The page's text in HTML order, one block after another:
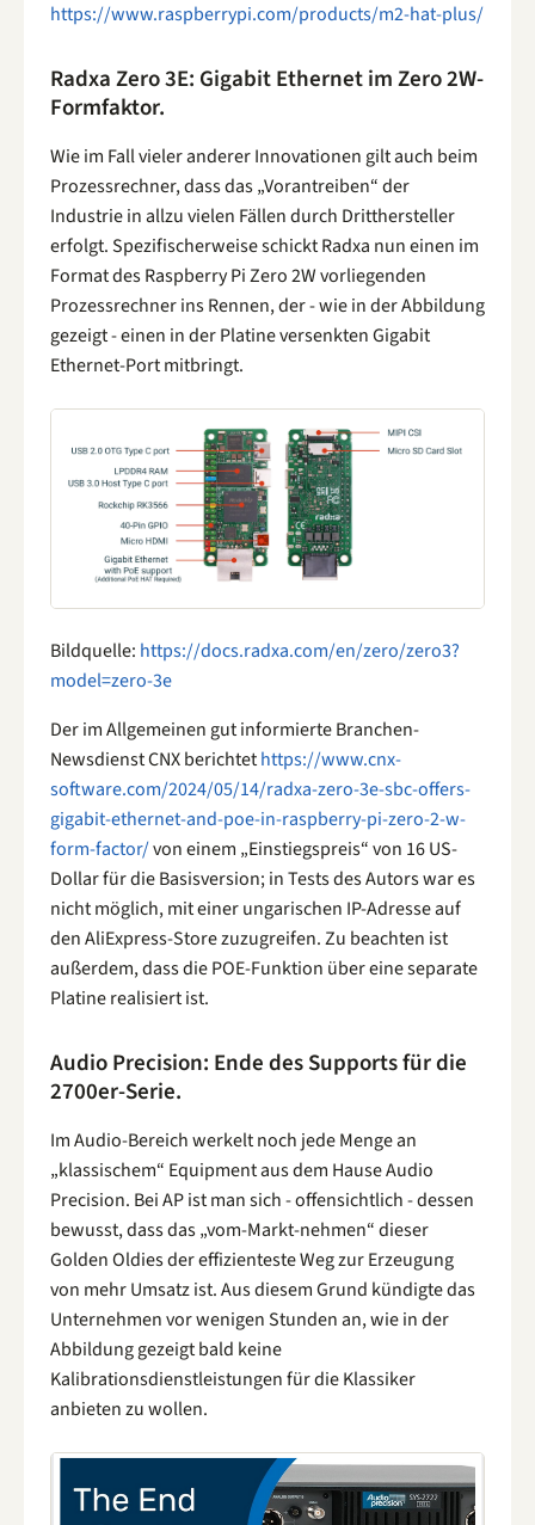
https://www.raspberrypi.com/products/m2-hat-plus/
Radxa Zero 3E: Gigabit Ethernet im Zero 2W-
Formfaktor.
Wie im Fall vieler anderer Innovationen gilt auch beim
Prozessrechner, dass das „Vorantreiben“ der
Industrie in allzu vielen Fällen durch Dritthersteller
erfolgt. Spezifischerweise schickt Radxa nun einen im
Format des Raspberry Pi Zero 2W vorliegenden
Prozessrechner ins Rennen, der - wie in der Abbildung
gezeigt - einen in der Platine versenkten Gigabit
Ethernet-Port mitbringt.
Bildquelle: https://docs.radxa.com/en/zero/zero3?
model=zero-3e
Der im Allgemeinen gut informierte Branchen-
Newsdienst CNX berichtethttps://www.cnx-
software.com/2024/05/14/radxa-zero-3e-sbc-offers-
gigabit-ethernet-and-poe-in-raspberry-pi-zero-2-w-
form-factor/von einem „Einstiegspreis“ von 16 US-
Dollar für die Basisversion; in Tests des Autors war es
nicht möglich, mit einer ungarischen IP-Adresse auf
den AliExpress-Store zuzugreifen. Zu beachten ist
außerdem, dass die POE-Funktion über eine separate
Platine realisiert ist.
Audio Precision: Ende des Supports für die
2700er-Serie.
Im Audio-Bereich werkelt noch jede Menge an
„klassischem“ Equipment aus dem Hause Audio
Precision. Bei AP ist man sich - offensichtlich - dessen
bewusst, dass das „vom-Markt-nehmen“ dieser
Golden Oldies der effizienteste Weg zur Erzeugung
von mehr Umsatz ist. Aus diesem Grund kündigte das
Unternehmen vor wenigen Stunden an, wie in der
Abbildung gezeigt bald keine
Kalibrationsdienstleistungen für die Klassiker
anbieten zu wollen.